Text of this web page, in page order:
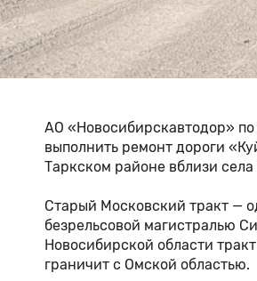
АО «Новосибирскавтодор» по
выполнить ремонт дороги
Таркском районе вблизи
Старый Московский тракт —
безрельсовой магистралью
Новосибирской области
граничит с Омской областью.